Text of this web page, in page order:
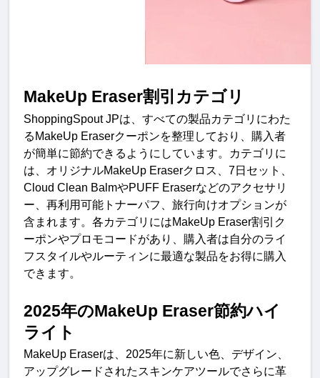
MakeUp Eraser割引カテゴリ
ShoppingSpout JPは、すべての製品カテゴリにわた
る MakeUp Eraserクーポンを整理しており、購入者
が簡単に節約できるようにしています。カテゴリに
は、オリジナルMakeUp Eraserクロス、 7日セット、
Cloud Clean BalmやPUFF Eraserなどのアクセサリ
ー、再利用可能トナーパフ、旅行向けオプションが
含まれます。各カテゴリにはMakeUp Eraser割引ク
ーポンやプロモコードがあり、購入者は自分のライ
フスタイルやルーティンに最適な製品をお得に購入
できます。
2025年のMakeUp Eraser節約ハイ
ライ ト
MakeUp Eraserは、 2025年に新しい色、デザイン、
アップグレードされたスキンケアツールでさらに革